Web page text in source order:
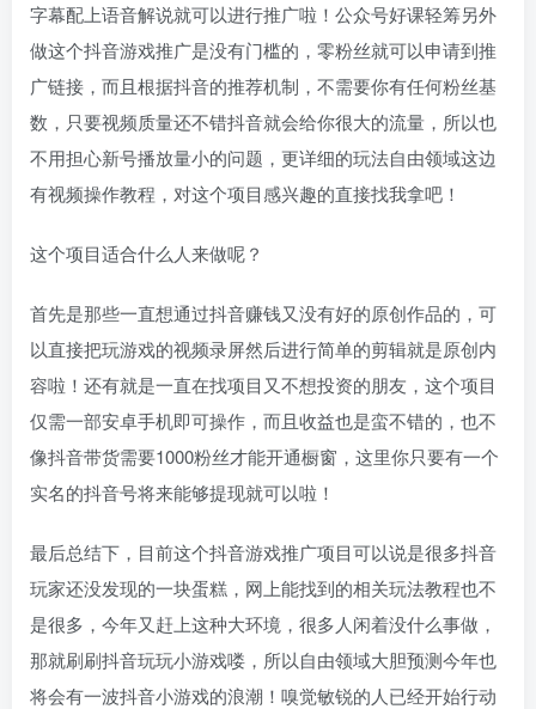
字幕配上语音解说就可以进行推广啦！公众号好课轻筹另外
做这个抖音游戏推广是没有门槛的，零粉丝就可以申请到推
广链接，而且根据抖音的推荐机制，不需要你有任何粉丝基
数，只要视频质量还不错抖音就会给你很大的流量，所以也
不用担心新号播放量小的问题，更详细的玩法自由领域这边
有视频操作教程，对这个项目感兴趣的直接找我拿吧！
这个项目适合什么人来做呢？
首先是那些一直想通过抖音赚钱又没有好的原创作品的，可
以直接把玩游戏的视频录屏然后进行简单的剪辑就是原创内
容啦！还有就是一直在找项目又不想投资的朋友，这个项目
仅需一部安卓手机即可操作，而且收益也是蛮不错的，也不
像抖音带货需要1000粉丝才能开通橱窗，这里你只要有一个
实名的抖音号将来能够提现就可以啦！
最后总结下，目前这个抖音游戏推广项目可以说是很多抖音
玩家还没发现的一块蛋糕，网上能找到的相关玩法教程也不
是很多，今年又赶上这种大环境，很多人闲着没什么事做，
那就刷刷抖音玩玩小游戏喽，所以自由领域大胆预测今年也
将会有一波抖音小游戏的浪潮！嗅觉敏锐的人已经开始行动